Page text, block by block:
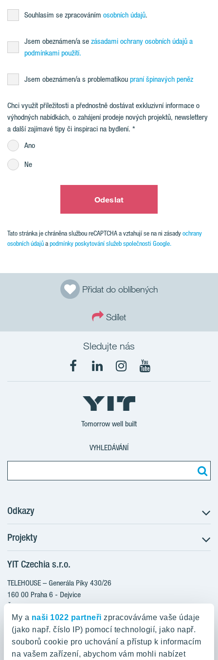
My a naši 1022 partneři zpracováváme vaše údaje
(jako např. číslo IP) pomocí technologií, jako např.
souborů cookie pro uchování a přístup k informacím
na vašem zařízení, abychom vám mohli nabízet
Přidat do oblíbených
Sdílet
Souhlasím se zpracováním osobních údajů.
Jsem obeznámen/a se zásadami ochrany osobních údajů a
podmínkami použití.
Jsem obeznámen/a s problematikou praní špinavých peněz
Chci využít příležitosti a přednostně dostávat exkluzivní informace o
výhodných nabídkách, o zahájení prodeje nových projektů, newslettery
a další zajímavé tipy či inspiraci na bydlení.
Ano
Ne
Odeslat
Tato stránka je chráněna službou reCAPTCHA a vztahují se na ni zásadyochrany
osobních údajůapodmínky poskytování služeb společnosti Google.
Sledujte nás
Tomorrow well built
VYHLEDÁVÁNÍ
Odkazy
Postup koupě
Klientské změny
Aktuality
Blog
Kariéra
O nás
YIT PLUS
Projekty
RANTA Barrandov III
RANTA Barrandov IV
TOIVO Roztyly II
KALEVALA
VIRTA Kladno
KATTILA Kamýk
YIT Czechia s.r.o.
TELEHOUSE – Generála Píky 430/26
160 00 Praha 6 - Dejvice
Česká republika
800 200 666
domov@yit.cz